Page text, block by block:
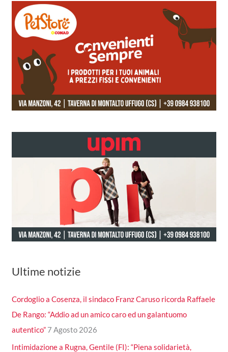
Ultime notizie
Cordoglio a Cosenza, il sindaco Franz Caruso ricorda Raffaele
De Rango: “Addio ad un amico caro ed un galantuomo
autentico” 7 Agosto 2026
Intimidazione a Rugna, Gentile (FI): “Piena solidarietà,